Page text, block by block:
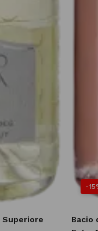
Superiore
-
Bacio